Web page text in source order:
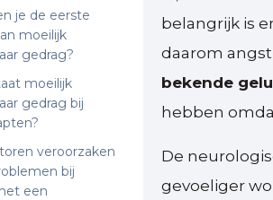
je de eerste
moeilijk
gedrag?
moeilijk
gedrag bij
veroorzaken
bij
een
belangrijk is
daarom
bekende
hebben
De
gevoeliger